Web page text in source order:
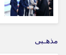
مذهـبی